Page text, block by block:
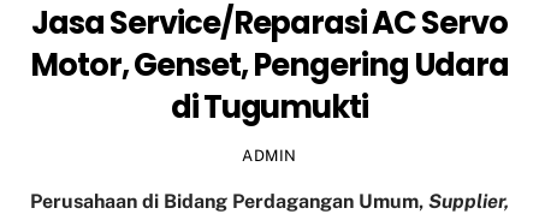
Jasa Service/Reparasi AC Servo
Motor, Genset, Pengering Udara
di Tugumukti
ADMIN
Perusahaan di Bidang Perdagangan Umum, Supplier,